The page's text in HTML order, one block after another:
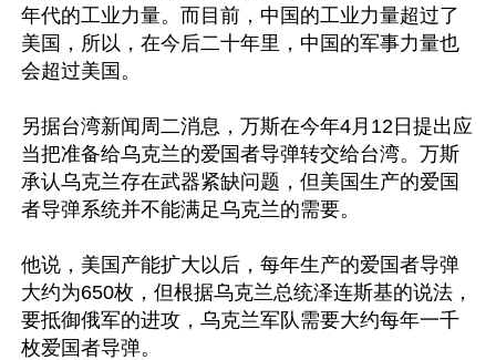
年代的工业力量。而目前，中国的工业力量超过了
美国，所以，在今后二十年里，中国的军事力量也
会超过美国。
另据台湾新闻周二消息，万斯在今年4月12日提出应
当把准备给乌克兰的爱国者导弹转交给台湾。万斯
承认乌克兰存在武器紧缺问题，但美国生产的爱国
者导弹系统并不能满足乌克兰的需要。
他说，美国产能扩大以后，每年生产的爱国者导弹
大约为650枚，但根据乌克兰总统泽连斯基的说法，
要抵御俄军的进攻，乌克兰军队需要大约每年一千
枚爱国者导弹。